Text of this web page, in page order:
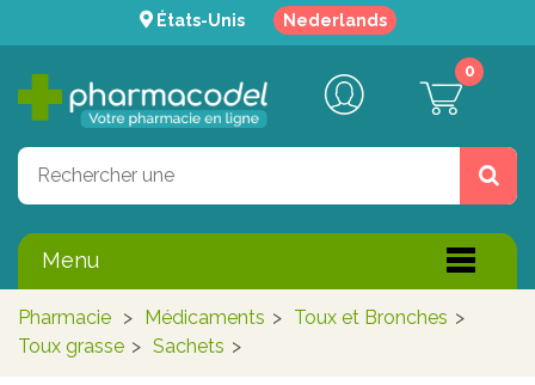
États-Unis Nederlands
0
Menu
Pharmacie > Médicaments > Toux et Bronches >
Toux grasse > Sachets >